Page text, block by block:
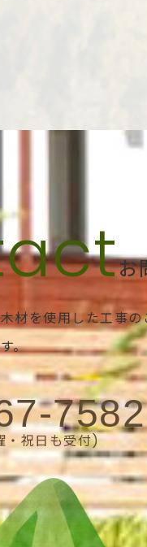
お
材を使用した工事の
。
7582
・祝日も受付)